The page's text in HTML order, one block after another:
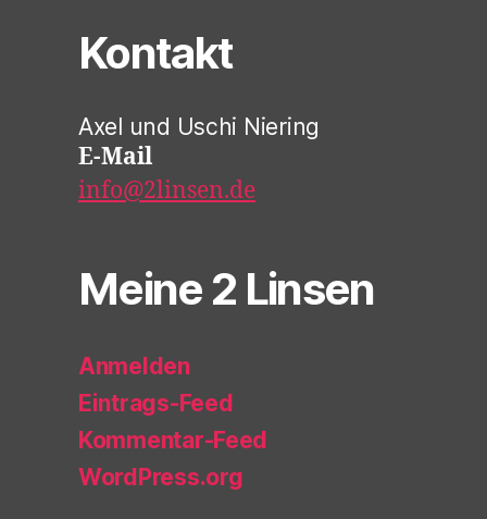
Kontakt
Axel und Uschi Niering
E-Mail
info@2linsen.de
Meine 2 Linsen
Anmelden
Eintrags-Feed
Kommentar-Feed
WordPress.org